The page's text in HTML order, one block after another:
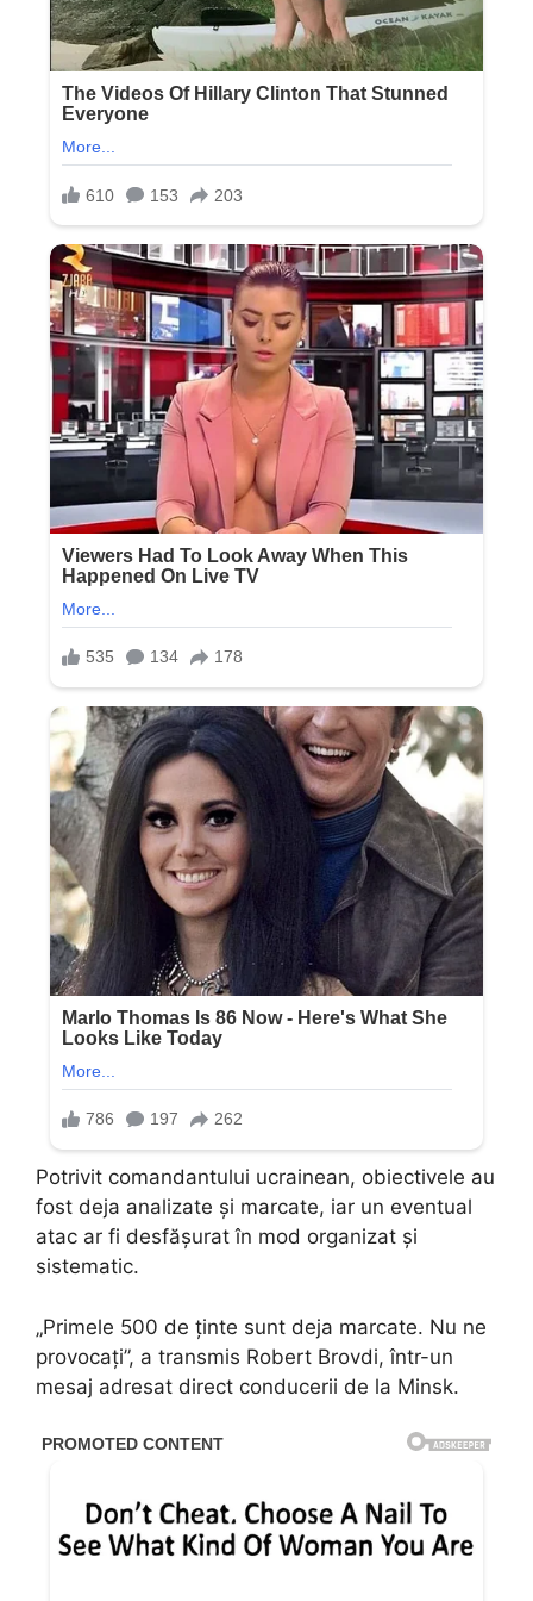
Potrivit comandantului ucrainean, obiectivele au
fost deja analizate și marcate, iar un eventual
atac ar fi desfășurat în mod organizat și
sistematic.
„Primele 500 de ținte sunt deja marcate. Nu ne
provocați”, a transmis Robert Brovdi, într-un
mesaj adresat direct conducerii de la Minsk.